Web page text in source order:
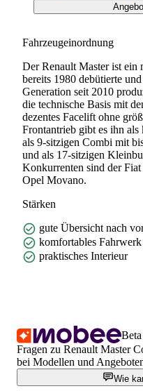
Fahrzeugeinordnung
Der Renault Master ist ein
bereits 1980 debütierte
Generation seit 2010
die technische Basis mit
dezentes Facelift ohne
Frontantrieb gibt es ihn
als 9-sitzigen Combi mit
und als 17-sitzigen
Konkurrenten sind der
Opel Movano.
Stärken
gute Übersicht nach
komfortables Fahrwerk
praktisches Interieur
Beta
Fragen zu Renault Master
bei Modellen und
Wie